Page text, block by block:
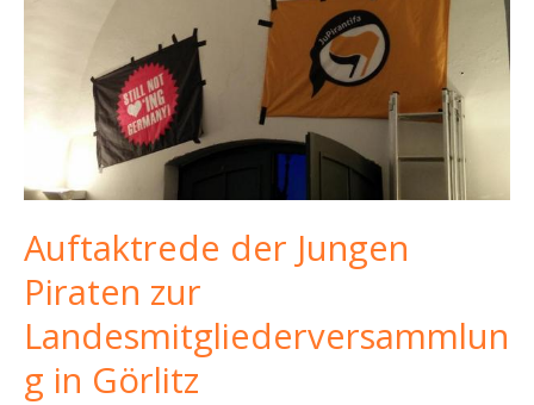
Auftaktrede der Jungen
Piraten zur
Landesmitgliederversammlun
g in Görlitz